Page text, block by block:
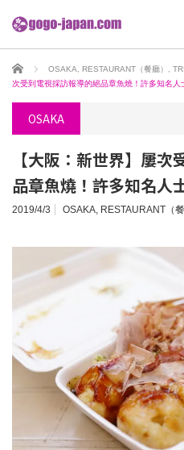
ホーム OSAKA RESTAURANT（餐廳）
次受到電視採訪報導的絕品章魚燒！許多知名人
OSAKA
【大阪：新世界】屢
品章魚燒！許多知名人
2019/4/3 OSAKA, RESTAURANT（餐